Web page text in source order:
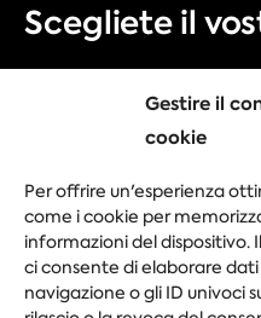
Gestire il
cookie
Per offrire un'esperienza
come i cookie per
informazioni del dispositivo.
ci consente di elaborare
navigazione o gli ID univoci
Scegliete il
Festival